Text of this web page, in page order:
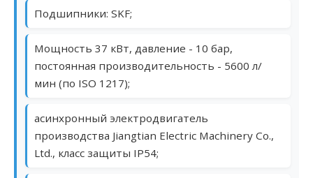
Подшипники: SKF;
Мощность 37 кВт, давление - 10 бар,
постоянная производительность - 5600 л/
мин (по ISO 1217);
асинхронный электродвигатель
производства Jiangtian Electric Machinery Co.,
Ltd., класс защиты IP54;